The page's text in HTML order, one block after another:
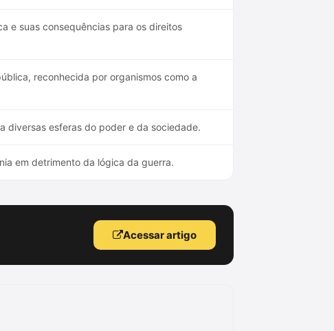
e suas consequências para os direitos
reconhecida por organismos como a
diversas esferas do poder e da sociedade.
em detrimento da lógica da guerra.
Acessar artigo